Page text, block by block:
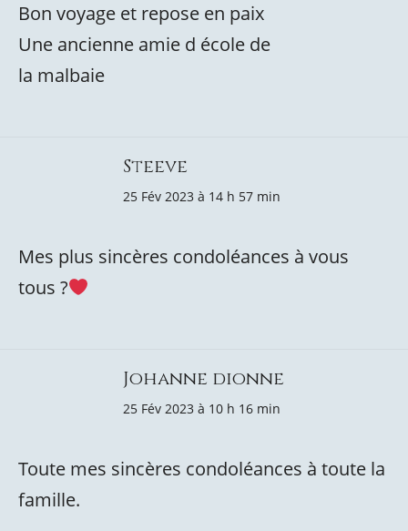
Bon voyage et repose en paix
Une ancienne amie d école de
la malbaie
Steeve
25 Fév 2023 à 14 h 57 min
Mes plus sincères condoléances à vous
tous ?
Johanne dionne
25 Fév 2023 à 10 h 16 min
Toute mes sincères condoléances à toute la
famille.